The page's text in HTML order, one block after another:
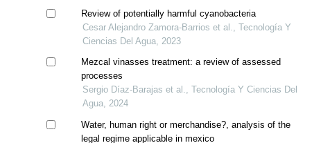
Review of potentially harmful cyanobacteria
Cesar Alejandro Zamora-Barrios et al., Tecnología Y
Ciencias Del Agua, 2023
Mezcal vinasses treatment: a review of assessed
processes
Sergio Díaz-Barajas et al., Tecnología Y Ciencias Del
Agua, 2024
Water, human right or merchandise?, analysis of the
legal regime applicable in mexico